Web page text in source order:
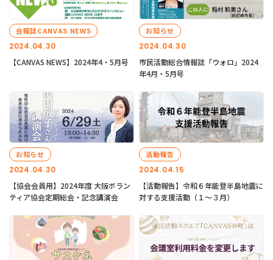
2024.04.30
会報誌CANVAS NEWS
【CANVAS NEWS】2024年4・5月号
2024.04.30
お知らせ
市民活動総合情報誌「ウォロ」2024
年4月・5月号
2024.04.30
お知らせ
【協会会員用】2024年度 大阪ボラン
ティア協会定期総会・記念講演会
2024.04.15
活動報告
【活動報告】令和６年能登半島地震に
対する支援活動（１〜３月）